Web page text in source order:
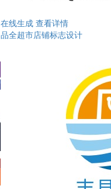
在线生成 查看详情
品全超市店铺标志设计